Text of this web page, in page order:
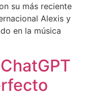
su más reciente
Alexis y
en la música